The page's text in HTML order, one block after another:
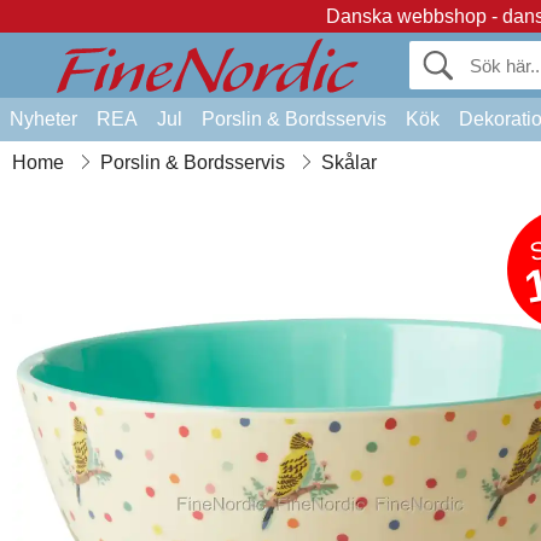
Danska webbshop -
Nyheter REA Jul Porslin & Bordsservis Kök
Home Porslin & Bordsservis Skålar